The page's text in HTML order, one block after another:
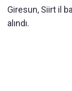
Giresun, Siirt il
alındı.